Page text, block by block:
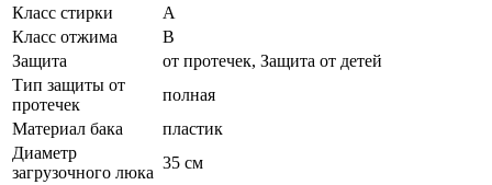
Класс стирки
A
Класс отжима
B
Защита
от протечек, Защита от детей
Тип защиты от
протечек
полная
Материал бака
пластик
Диаметр
загрузочного люка
35 см